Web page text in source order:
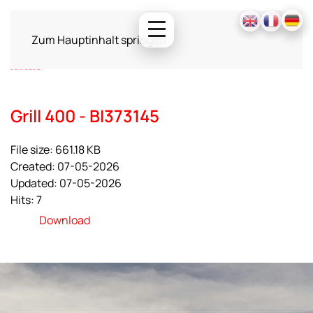
Zum Hauptinhalt springen
Grill 400 - BI373145
File size: 661.18 KB
Created: 07-05-2026
Updated: 07-05-2026
Hits: 7
Download